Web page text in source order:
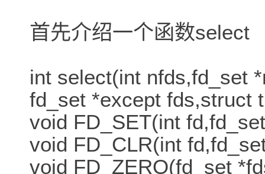
首先介绍一个函数select
int select(int nfds,fd_set
fd_set *except fds,struct
void FD_SET(int
void FD_CLR(int
void FD_ZERO(fd_set